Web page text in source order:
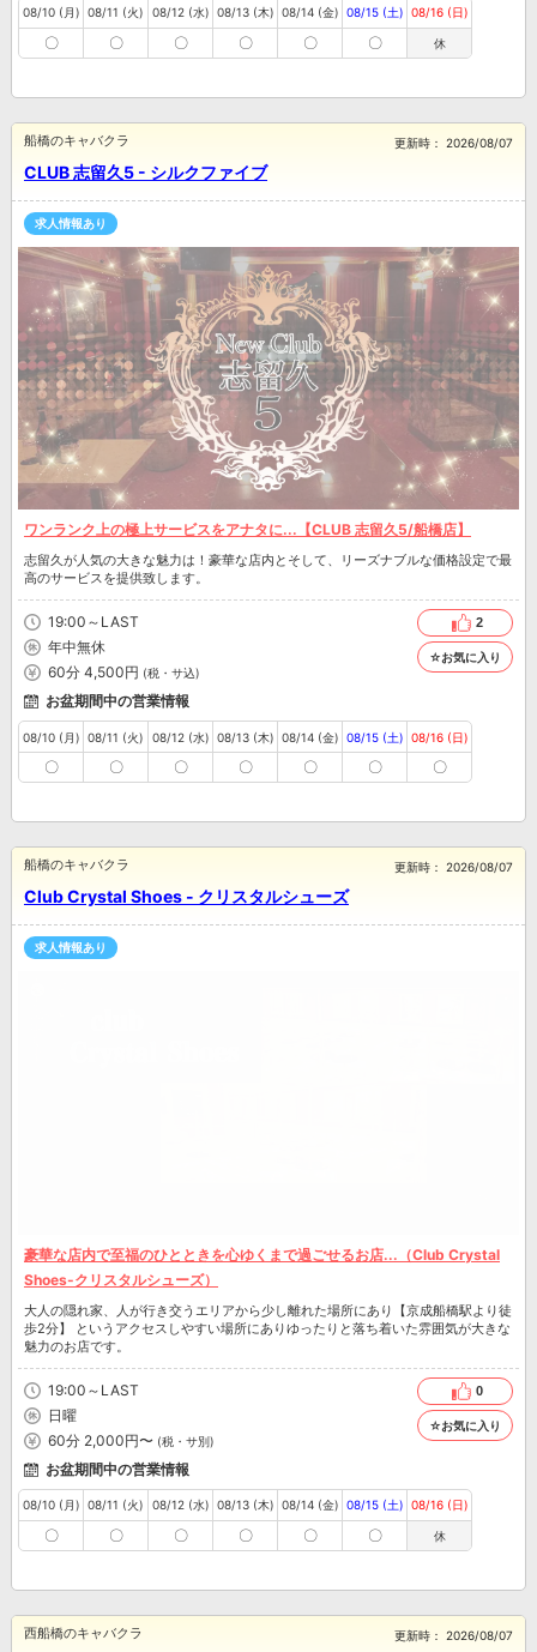
08/10 (月)
〇
08/11 (火)
〇
08/12 (水)
〇
08/13 (木)
〇
08/14 (金)
〇
08/15 (土)
〇
08/16 (日)
休
CLUB 志留久5 - シルクファイブ
船橋のキャバクラ 更新時： 2026/08/07
求人情報あり
ワンランク上の極上サービスをアナタに...【CLUB 志留久5/船橋店】
志留久が人気の大きな魅力は！豪華な店内とそして、リーズナブルな価格設定で最
高のサービスを提供致します。
19:00～LAST
年中無休
60分 4,500円 (税・サ込)
2
☆お気に入り
お盆期間中の営業情報
08/10 (月)
〇
08/11 (火)
〇
08/12 (水)
〇
08/13 (木)
〇
08/14 (金)
〇
08/15 (土)
〇
08/16 (日)
〇
Club Crystal Shoes - クリスタルシューズ
船橋のキャバクラ 更新時： 2026/08/07
求人情報あり
豪華な店内で至福のひとときを心ゆくまで過ごせるお店...（Club Crystal
Shoes-クリスタルシューズ）
大人の隠れ家、人が行き交うエリアから少し離れた場所にあり【京成船橋駅より徒
歩2分】 というアクセスしやすい場所にありゆったりと落ち着いた雰囲気が大きな
魅力のお店です。
19:00～LAST
日曜
60分 2,000円〜 (税・サ別)
0
☆お気に入り
お盆期間中の営業情報
08/10 (月)
〇
08/11 (火)
〇
08/12 (水)
〇
08/13 (木)
〇
08/14 (金)
〇
08/15 (土)
〇
08/16 (日)
休
西船橋のキャバクラ 更新時： 2026/08/07